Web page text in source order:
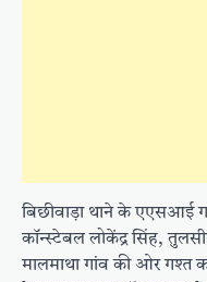
बिछीवाड़ा थाने के एएसआई
कॉन्स्टेबल लोकेंद्र सिंह,
मालमाथा गांव की ओर गश्त